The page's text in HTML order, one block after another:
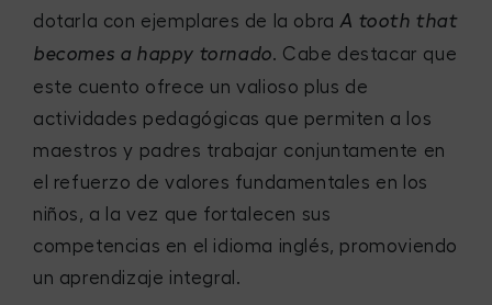
dotarla con ejemplares de la obra A tooth that
becomes a happy tornado. Cabe destacar que
este cuento ofrece un valioso plus de
actividades pedagógicas que permiten a los
maestros y padres trabajar conjuntamente en
el refuerzo de valores fundamentales en los
niños, a la vez que fortalecen sus
competencias en el idioma inglés, promoviendo
un aprendizaje integral.